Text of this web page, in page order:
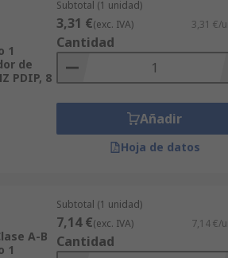
tu producto y resuelve todas tus
las diferentes opciones y
1
de
PDIP, 8
Subtotal (1 unidad)
3,31 €(exc. IVA) 3,31 €/
Cantidad
Añadir
Hoja de datos
A-B
1
Subtotal (1 unidad)
7,14 €(exc. IVA) 7,14 €/
Cantidad